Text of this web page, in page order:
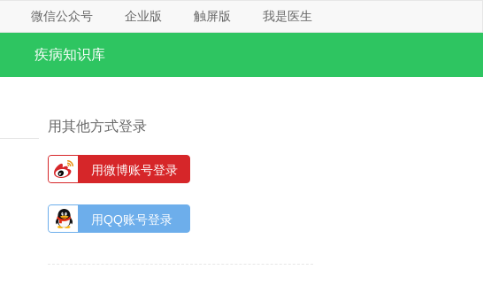
微信公众号 企业版 触屏版 我是医生
疾病知识库
用其他方式登录
用微博账号登录
用QQ账号登录